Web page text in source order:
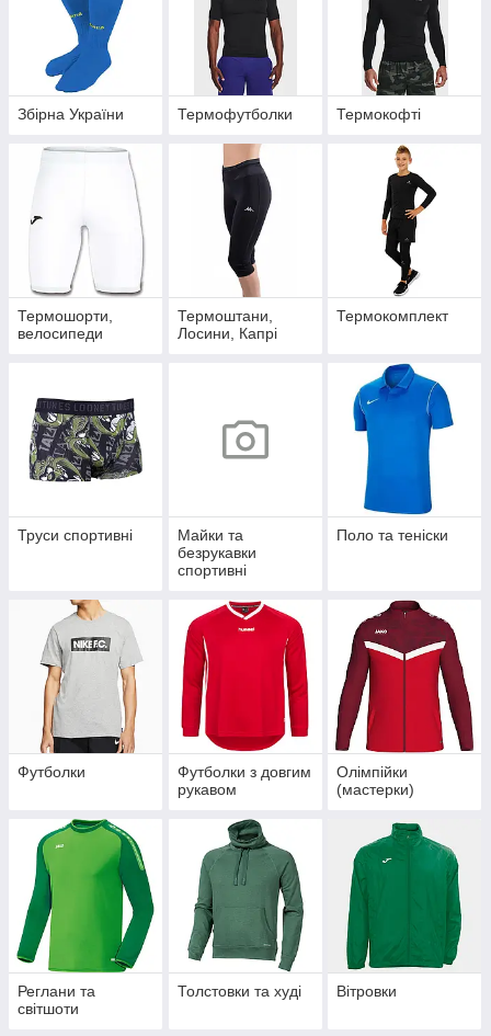
Збірна України Термофутболки Термокофті
Термошорти,
велосипеди
Термоштани,
Лосини, Капрі
Термокомплект
Труси спортивні
Майки та
безрукавки
спортивні
Поло та теніски
Футболки
Футболки з довгим
рукавом
Олімпійки
(мастерки)
Реглани та
світшоти
Толстовки та худі Вітровки